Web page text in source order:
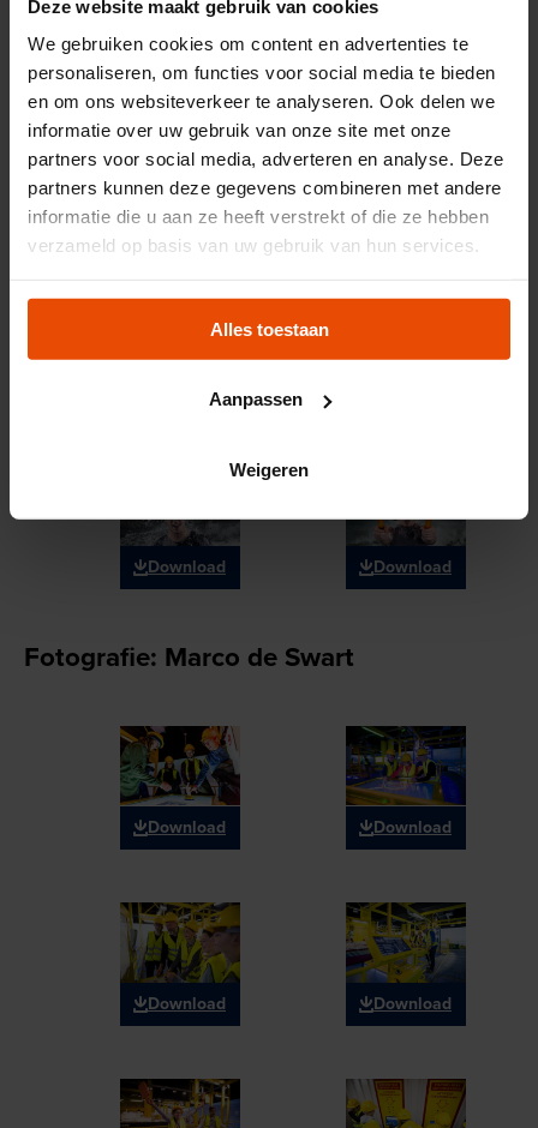
Deze website maakt gebruik van cookies
We gebruiken cookies om content en advertenties te
personaliseren, om functies voor social media te bieden
en om ons websiteverkeer te analyseren. Ook delen we
informatie over uw gebruik van onze site met onze
partners voor social media, adverteren en analyse. Deze
partners kunnen deze gegevens combineren met andere
informatie die u aan ze heeft verstrekt of die ze hebben
verzameld op basis van uw gebruik van hun services.
Alles toestaan
Aanpassen
Weigeren
Dies gilt nur für Mitteilungen zur Bewerbung des Maritiem
Museum. Die Angabe von "Maritiem Museum Rotterdam"
und der Name des Fotografen sind obligatorisch. Eine
Vervielfältigung oder kommerzielle Nutzung dieser Bilder
ist nicht gestattet. Bitte wenden Sie sich hierfür an den
jeweiligen Fotografen.
Fotografie: Rutger Prins/Taken by Storm
Download
Download Download
Fotografie: Marco de Swart
Download Download
Download Download